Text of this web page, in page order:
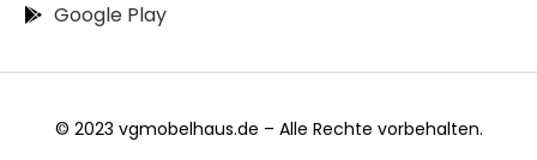
Google Play
© 2023 vgmobelhaus.de – Alle Rechte vorbehalten.